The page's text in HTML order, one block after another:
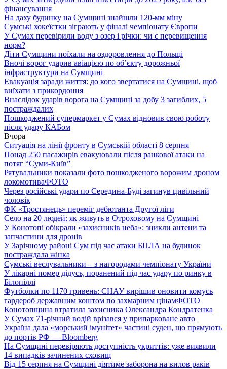
фінансування
На даху будинку на Сумщині знайшли 120-мм міну
Сумські хокеїстки зіграють у фіналі чемпіонату Європи
У Сумах перевірили воду з озер і річки: чи є перевищення
норм?
Діти Сумщини поїхали на оздоровлення до Польщі
Вночі ворог ударив авіацією по обʼєкту дорожньої
інфраструктури на Сумщині
Евакуація заради життя: до кого звертатися на Сумщині, щоб
виїхати з прикордоння
Внаслідок ударів ворога на Сумщині за добу 3 загиблих, 5
постраждалих
Пошкоджений супермаркет у Сумах відновив свою роботу
після удару КАБом
Вчора
Ситуація на лінії фронту в Сумській області 8 серпня
Понад 250 пасажирів евакуювали після ранкової атаки на
потяг “Суми-Київ”
Рятувальники показали фото пошкодженого ворожим дроном
локомотиваФОТО
Через російські удари по Середина-Буді загинув цивільний
чоловік
ФК «Тростянець» переміг дебютанта Другої ліги
Село на 20 людей: як живуть в Отроховому на Сумщині
У Конотопі обікрали «захисників неба»: зникли антени та
запчастини для дронів
У Зарічному районі Сум під час атаки БПЛА на будинок
постраждала жінка
Сумські веслувальники – з нагородами чемпіонату України
У лікарні помер дідусь, поранений під час удару по ринку в
Білопіллі
Футболки по 1170 гривень: СНАУ вирішив оновити комусь
гардероб державним коштом по захмарним цінамФОТО
Конотопщина втратила захисника Олександра Кондратенка
У Сумах 71-річний водій врізався у припарковане авто
Україна дала «морський імунітет» частині суден, що прямують
до портів РФ — Bloomberg
На Сумщині перевіряють доступність укриттів: уже виявили
14 випадків зачинених сховищ
Від 15 серпня на Сумщині діятиме заборона на вилов раків